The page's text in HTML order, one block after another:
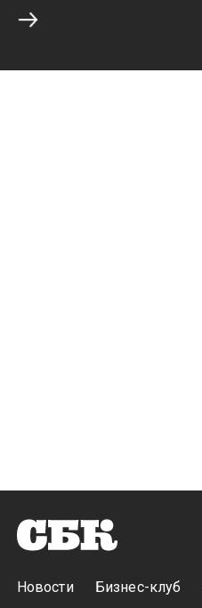
Новости Бизнес-клуб